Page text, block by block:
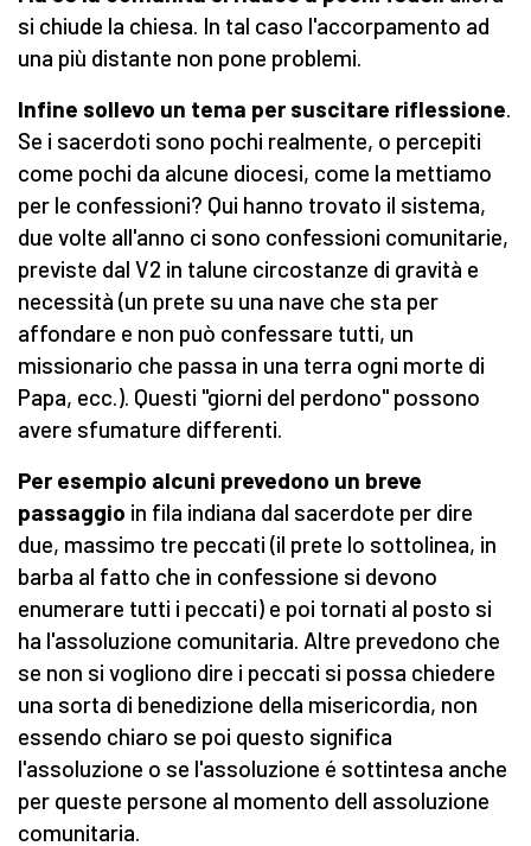
si chiude la chiesa. In tal caso l'accorpamento ad
una più distante non pone problemi.
Infine sollevo un tema per suscitare riflessione.
Se i sacerdoti sono pochi realmente, o percepiti
come pochi da alcune diocesi, come la mettiamo
per le confessioni? Qui hanno trovato il sistema,
due volte all'anno ci sono confessioni comunitarie,
previste dal V2 in talune circostanze di gravità e
necessità (un prete su una nave che sta per
affondare e non può confessare tutti, un
missionario che passa in una terra ogni morte di
Papa, ecc.). Questi "giorni del perdono" possono
avere sfumature differenti.
Per esempio alcuni prevedono un breve
passaggio in fila indiana dal sacerdote per dire
due, massimo tre peccati (il prete lo sottolinea, in
barba al fatto che in confessione si devono
enumerare tutti i peccati) e poi tornati al posto si
ha l'assoluzione comunitaria. Altre prevedono che
se non si vogliono dire i peccati si possa chiedere
una sorta di benedizione della misericordia, non
essendo chiaro se poi questo significa
l'assoluzione o se l'assoluzione é sottintesa anche
per queste persone al momento dell assoluzione
comunitaria.